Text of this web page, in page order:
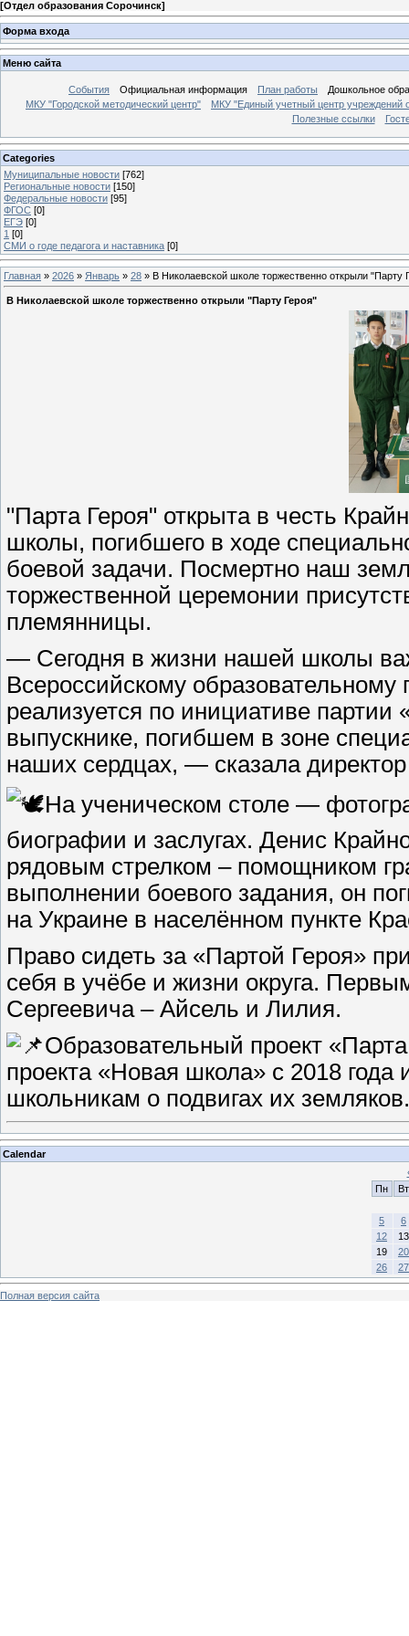
[Отдел образования Сорочинск]
Форма входа
Меню сайта
События Официальная информация План работы
Дошкольное
МКУ "Городской методический центр"
МКУ "Единый учетный центр учреждений
Полезные ссылки
Categories
Муниципальные новости [762]
Региональные новости [150]
Федеральные новости [95]
ФГОС [0]
ЕГЭ [0]
1 [0]
СМИ о годе педагога и наставника [0]
Главная » 2026 » Январь » 28 » В Николаевской школе торжественно открыли "Парту
В Николаевской школе торжественно открыли "Парту Героя"
"Парта Героя" открыта в честь
школы, погибшего в ходе
боевой задачи. Посмертно наш
торжественной церемонии
племянницы.
— Сегодня в жизни нашей школы
Всероссийскому образовательному
реализуется по инициативе
выпускнике, погибшем в зоне
наших сердцах, — сказала
На ученическом столе —
биографии и заслугах. Денис
рядовым стрелком – помощником
выполнении боевого задания, он
на Украине в населённом пункте
Право сидеть за «Партой Героя»
себя в учёбе и жизни округа.
Сергеевича – Айсель и Лилия.
Образовательный проект
проекта «Новая школа» с 2018
школьникам о подвигах их земляков.
Calendar
Пн
Вт
5
6
12
13
19
20
26
27
Полная версия сайта